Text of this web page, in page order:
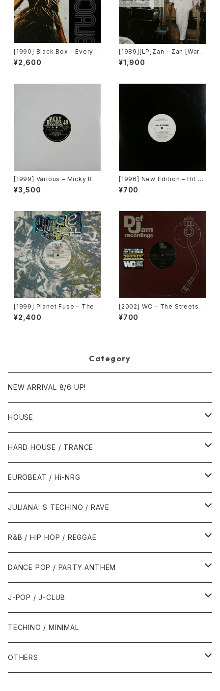
[1990] Black Box – Everyb
ody, Everybody [Deconstr
uction]
¥2,600
[1989][LP]Zan – Zan [Warn
er Bros. Records]
¥1,900
[1999] Various – Micky Rec
ord Vol. 49 [Micky Record
s Inc.][PROMO]
¥3,500
[1996] New Edition – Hit M
e Off [MCA Records][PRO
MO]
¥700
[1999] Planet Fuse – The R
eal Face [Dance Pollution]
¥2,400
[2002] WC – The Streets
(Remix) [Def Jam Recordin
gs][PROMO]
¥700
Category
NEW ARRIVAL 8/6 UP!
HOUSE
1980年代
1987年・以前
1988年
1990年代
1990年
1991年
1995年
1996年
2000年代
2000年
2001年
2005年
2010年代
2010年
2011年
HARD HOUSE / TRANCE
1990年代
1994年・以前
1995年
1999年
2000年代
2000年
2001年
2005年
EUROBEAT / Hi-NRG
1980年代
1986年・以前
1987年
1990年代
1990年
1991年
2000年代
JULIANA' S TECHINO / RAVE
1990年代
1990年
1991年
2000年代
2000年
2001年
R&B / HIP HOP / REGGAE
1980年代
1985年・以前
1986年
1990年代
1990年
1991年
2000年代
2000年
DANCE POP / PARTY ANTHEM
1980年代
1988年・以前
1989年
1990年代
1990年
2000年代
J-POP / J-CLUB
1980年代
1990年代
TECHINO / MINIMAL
OTHERS